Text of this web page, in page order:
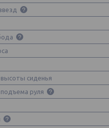
высоты сиденья
подъема руля